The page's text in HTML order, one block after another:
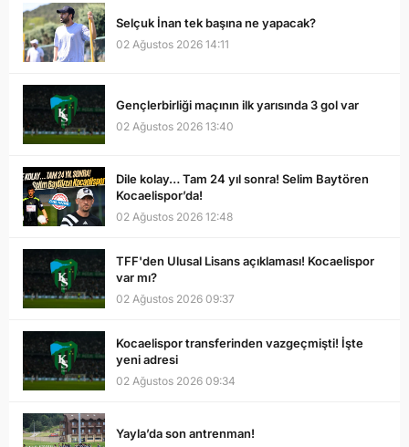
Selçuk İnan tek başına ne yapacak?
02 Ağustos 2026 14:11
Gençlerbirliği maçının ilk yarısında 3 gol var
02 Ağustos 2026 13:40
Dile kolay… Tam 24 yıl sonra! Selim Baytören
Kocaelispor’da!
02 Ağustos 2026 12:48
TFF'den Ulusal Lisans açıklaması! Kocaelispor
var mı?
02 Ağustos 2026 09:37
Kocaelispor transferinden vazgeçmişti! İşte
yeni adresi
02 Ağustos 2026 09:34
Yayla’da son antrenman!